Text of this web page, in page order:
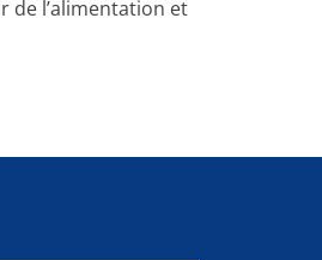
de l’alimentation et